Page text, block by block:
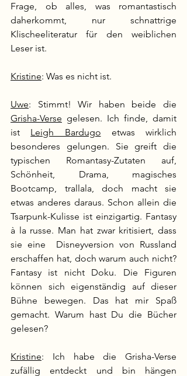
Frage, ob alles, was romantastisch
daherkommt, nur schnattrige
Klischeeliteratur für den weiblichen
Leser ist.
Kristine: Was es nicht ist.
Uwe
Grisha-Verse gelesen. Ich finde, damit
ist Leigh Bardugo etwas wirklich
besonderes gelungen. Sie greift die
typischen Romantasy-Zutaten auf,
Schönheit, Drama, magisches
Bootcamp, trallala, doch macht sie
etwas anderes daraus. Schon allein die
Tsarpunk-Kulisse ist einzigartig. Fantasy
à la russe. Man hat zwar kritisiert, dass
sie eine  Disneyversion von Russland
erschaffen hat, doch warum auch nicht?
Fantasy ist nicht Doku. Die Figuren
können sich eigenständig auf dieser
Bühne bewegen. Das hat mir Spaß
gemacht. Warum hast Du die Bücher
gelesen?
Kristine: Ich habe die Grisha-Verse
zufällig entdeckt und bin hängen